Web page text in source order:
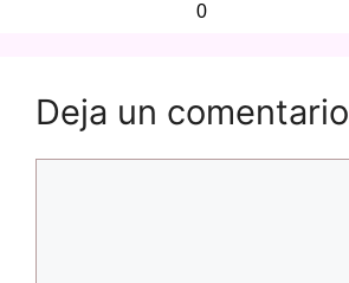
0
Deja un comentario